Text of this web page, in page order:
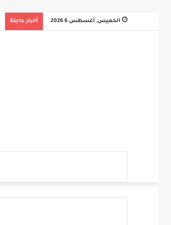
الخميس, أغسطس 6 2026 أخبار عاجلة